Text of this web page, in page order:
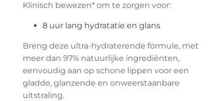
Klinisch bewezen* om te zorgen voor:
8 uur lang hydratatie en glans
Breng deze ultra-hydraterende formule, met
meer dan 97% natuurlijke ingrediënten,
eenvoudig aan op schone lippen voor een
gladde, glanzende en onweerstaanbare
uitstraling.